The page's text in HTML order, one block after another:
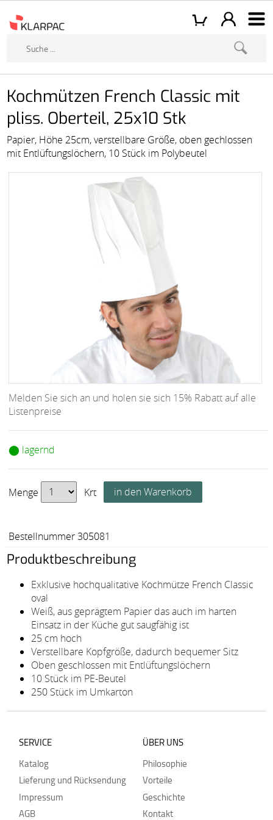
Kochmützen French Classic mit
pliss. Oberteil, 25x10 Stk
Papier, Höhe 25cm, verstellbare Größe, oben gechlossen
mit Entlüftungslöchern, 10 Stück im Polybeutel
Melden Sie sich an und holen sie sich 15% Rabatt auf alle
Listenpreise
⬤ lagernd
Menge Krt
Bestellnummer 305081
Produktbeschreibung
Exklusive hochqualitative Kochmütze French Classic
oval
Weiß, aus geprägtem Papier das auch im harten
Einsatz in der Küche gut saugfähig ist
25 cm hoch
Verstellbare Kopfgröße, dadurch bequemer Sitz
Oben geschlossen mit Entlüftungslöchern
10 Stück im PE-Beutel
250 Stück im Umkarton
SERVICE
Katalog
Lieferung und Rücksendung
Impressum
AGB
ÜBER UNS
Philosophie
Vorteile
Geschichte
Kontakt